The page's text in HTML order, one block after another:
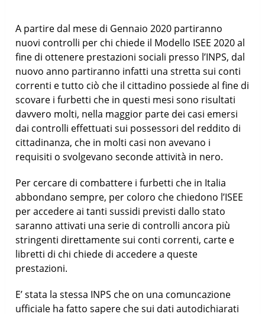
A partire dal mese di Gennaio 2020 partiranno
nuovi controlli per chi chiede il Modello ISEE 2020 al
fine di ottenere prestazioni sociali presso l’INPS, dal
nuovo anno partiranno infatti una stretta sui conti
correnti e tutto ciò che il cittadino possiede al fine di
scovare i furbetti che in questi mesi sono risultati
davvero molti, nella maggior parte dei casi emersi
dai controlli effettuati sui possessori del reddito di
cittadinanza, che in molti casi non avevano i
requisiti o svolgevano seconde attività in nero.
Per cercare di combattere i furbetti che in Italia
abbondano sempre, per coloro che chiedono l’ISEE
per accedere ai tanti sussidi previsti dallo stato
saranno attivati una serie di controlli ancora più
stringenti direttamente sui conti correnti, carte e
libretti di chi chiede di accedere a queste
prestazioni.
E’ stata la stessa INPS che on una comuncazione
ufficiale ha fatto sapere che sui dati autodichiarati